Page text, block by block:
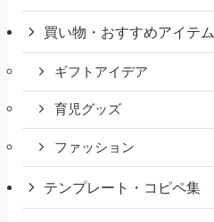
買い物・おすすめアイテム
ギフトアイデア
育児グッズ
ファッション
テンプレート・コピペ集